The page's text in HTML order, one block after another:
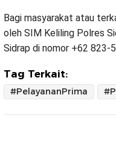
Bagi masyarakat atau
oleh SIM Keliling Polres
Sidrap di nomor +62 823-
Tag Terkait:
#PelayananPrima